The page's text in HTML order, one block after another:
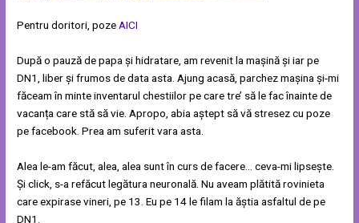
Pentru doritori, poze AICI
După o pauză de papa și hidratare, am revenit la mașină și iar pe
DN1, liber și frumos de data asta. Ajung acasă, parchez mașina și-mi
făceam în minte inventarul chestiilor pe care tre’ să le fac înainte de
vacanța care stă să vie. Apropo, abia aștept să vă stresez cu poze
pe facebook. Prea am suferit vara asta.
Alea le-am făcut, alea, alea sunt în curs de facere… ceva-mi lipsește.
Și click, s-a refăcut legătura neuronală. Nu aveam plătită rovinieta
care expirase vineri, pe 13. Eu pe 14 le filam la ăștia asfaltul de pe
DN1.